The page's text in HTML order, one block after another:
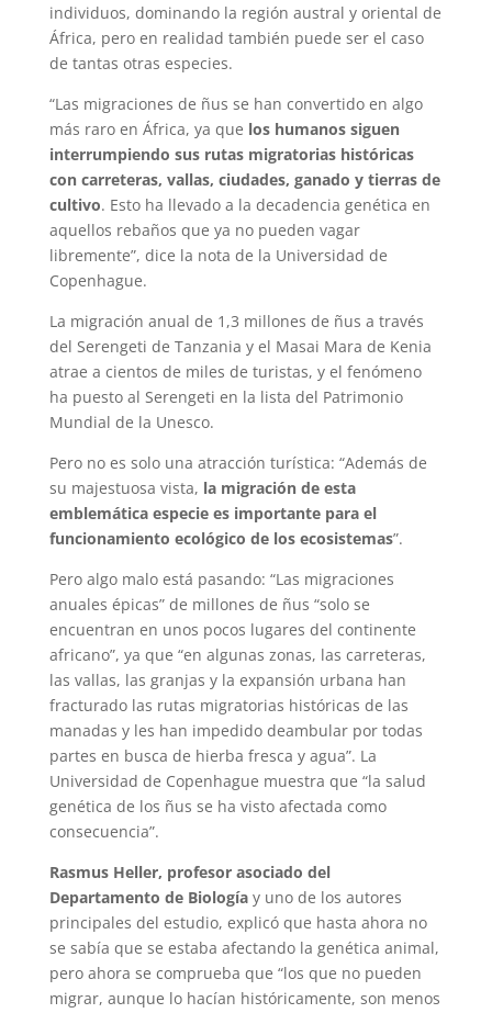
individuos, dominando la región austral y oriental de
África, pero en realidad también puede ser el caso
de tantas otras especies.
“Las migraciones de ñus se han convertido en algo
más raro en África, ya que los humanos siguen
interrumpiendo sus rutas migratorias históricas
con carreteras, vallas, ciudades, ganado y tierras de
cultivo. Esto ha llevado a la decadencia genética en
aquellos rebaños que ya no pueden vagar
libremente”, dice la nota de la Universidad de
Copenhague.
La migración anual de 1,3 millones de ñus a través
del Serengeti de Tanzania y el Masai Mara de Kenia
atrae a cientos de miles de turistas, y el fenómeno
ha puesto al Serengeti en la lista del Patrimonio
Mundial de la Unesco.
Pero no es solo una atracción turística: “Además de
su majestuosa vista, la migración de esta
emblemática especie es importante para el
funcionamiento ecológico de los ecosistemas”.
Pero algo malo está pasando: “Las migraciones
anuales épicas” de millones de ñus “solo se
encuentran en unos pocos lugares del continente
africano”, ya que “en algunas zonas, las carreteras,
las vallas, las granjas y la expansión urbana han
fracturado las rutas migratorias históricas de las
manadas y les han impedido deambular por todas
partes en busca de hierba fresca y agua”. La
Universidad de Copenhague muestra que “la salud
genética de los ñus se ha visto afectada como
consecuencia”.
Rasmus Heller, profesor asociado del
Departamento de Biologíay uno de los autores
principales del estudio, explicó que hasta ahora no
se sabía que se estaba afectando la genética animal,
pero ahora se comprueba que “los que no pueden
migrar, aunque lo hacían históricamente, son menos